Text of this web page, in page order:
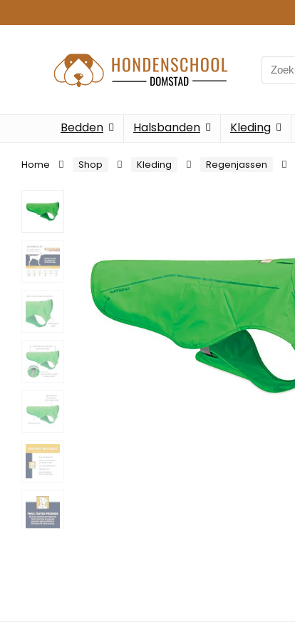
Search
for:
Bedden Halsbanden Kleding
Home Shop Kleding Regenjassen